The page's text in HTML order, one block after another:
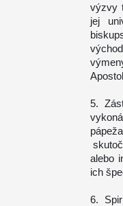
výzvy
jej
5.
alebo
ich
6.